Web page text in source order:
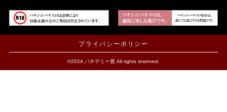
プライバシーポリシー
©2024 パチデミー賞 All rights reserved.